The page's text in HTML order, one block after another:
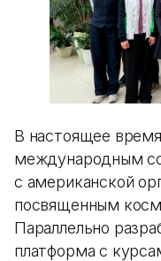
В настоящее
международным
с американской
посвященным
Параллельно
платформа с